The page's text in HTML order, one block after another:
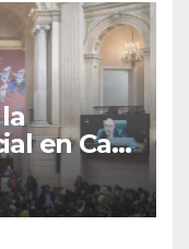
en Cali